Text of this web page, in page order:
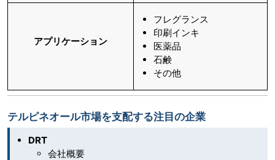
アプリケーション
フレグランス
印刷インキ
医薬品
石鹸
その他
テルピネオール市場を支配する注目の企業
DRT
会社概要